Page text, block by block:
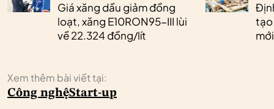
Giá xăng dầu giảm đồng
loạt, xăng E10RON95-III lùi
về 22.324 đồng/lít
tạo
Xem thêm bài viết tại:
Công nghệStart-up